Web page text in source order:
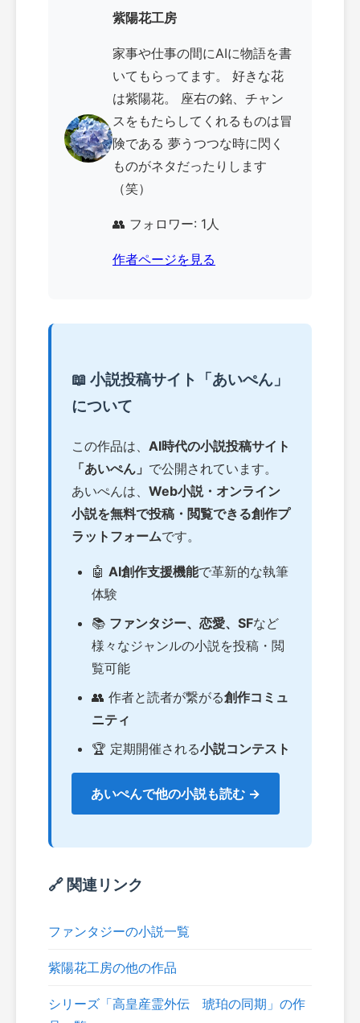
紫陽花工房
家事や仕事の間にAIに物語を書
いてもらってます。 好きな花
は紫陽花。 座右の銘、チャン
スをもたらしてくれるものは冒
険である 夢うつつな時に閃く
ものがネタだったりします
（笑）
👥 フォロワー: 1人
作者ページを見る
📖 小説投稿サイト「あいぺん」
について
この作品は、 AI時代の小説投稿サイト
「あいぺん」 で公開されています。
あいぺんは、 Web小説・オンライン
小説を無料で投稿・閲覧できる創作プ
ラットフォームです。
🤖 AI創作支援機能で革新的な執筆
体験
📚 ファンタジー、恋愛、SFなど
様々なジャンルの小説を投稿・閲
覧可能
👥 作者と読者が繋がる創作コミュ
ニティ
🏆 定期開催される小説コンテスト
あいぺんで他の小説も読む →
🔗 関連リンク
ファンタジーの小説一覧
紫陽花工房の他の作品
シリーズ「高皇産霊外伝 琥珀の同期」の作